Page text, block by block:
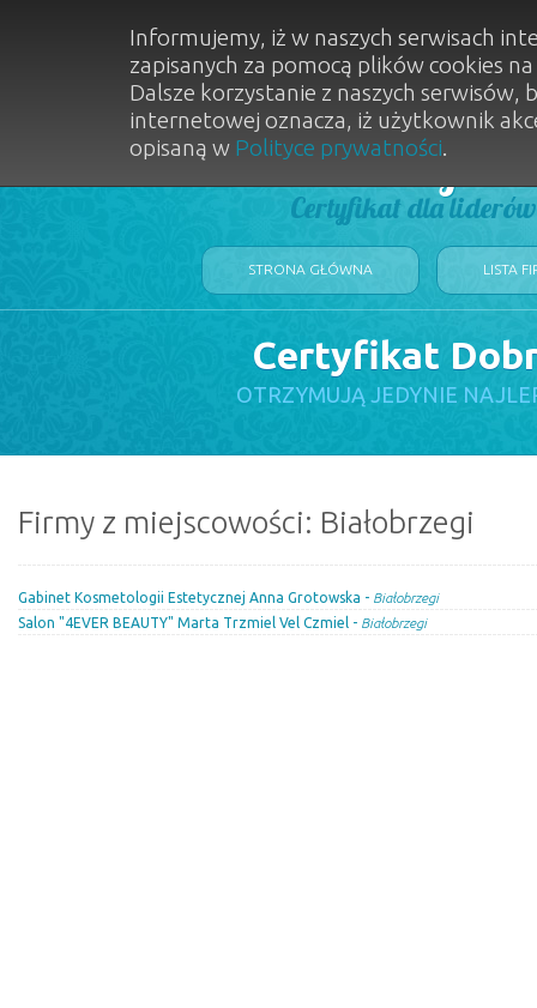
Dobry
Certyfikat dla
STRONA GŁÓWNA LISTA
Certyfikat
OTRZYMUJĄ JEDYNIE
Firmy z miejscowości: Białobrzegi
Gabinet Kosmetologii Estetycznej Anna Grotowska - Białobrzegi
Salon "4EVER BEAUTY" Marta Trzmiel Vel Czmiel - Białobrzegi
Informujemy, iż w naszych serwisach
zapisanych za pomocą plików cookies
Dalsze korzystanie z naszych
internetowej oznacza, iż użytkownik
opisaną w Polityce prywatności.